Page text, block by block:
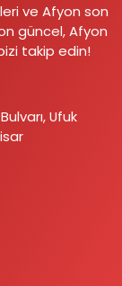
ve Afyon son
güncel, Afyon
takip edin!
Ufuk